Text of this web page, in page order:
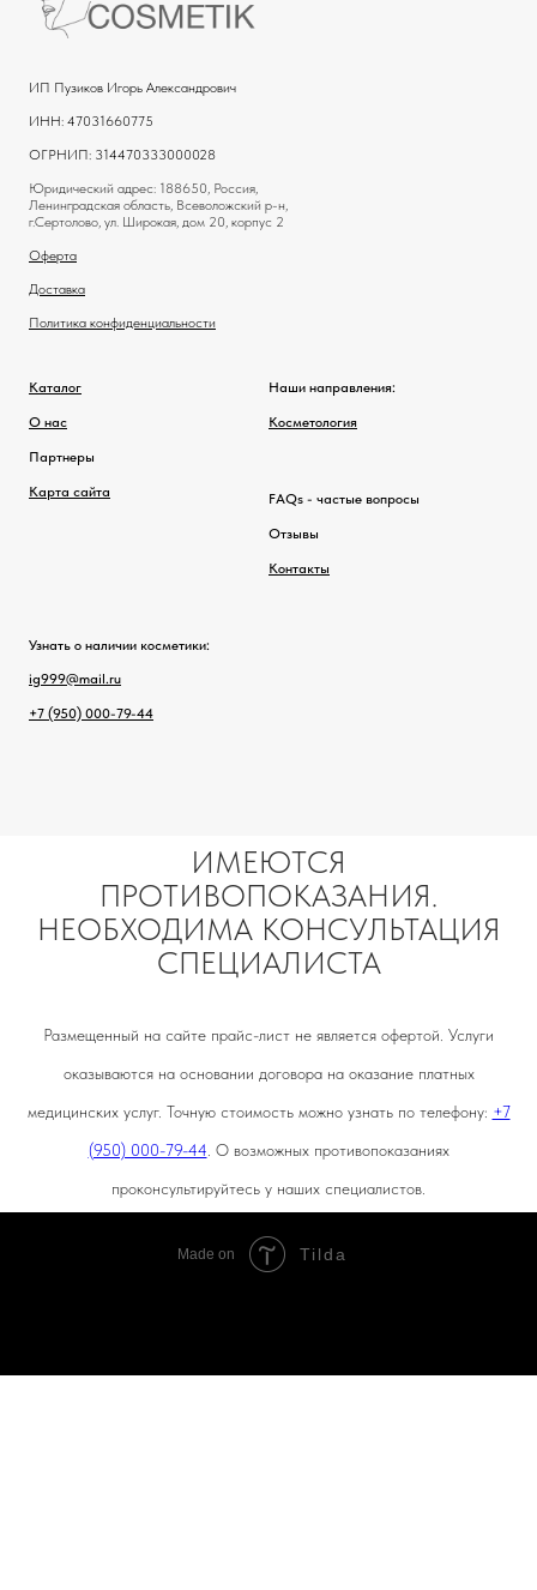
ИП Пузиков Игорь Александрович
ИНН: 47031660775
ОГРНИП: 314470333000028
Юридический адрес: 188650, Россия,
Ленинградская область, Всеволожский р-н,
г.Сертолово, ул. Широкая, дом 20, корпус 2
Оферта
Доставка
Политика конфиденциальности
Каталог
О нас
Партнеры
Карта сайта
Наши направления:
Косметология
FAQs - частые вопросы
Отзывы
Контакты
Узнать о наличии косметики:
ig999@mail.ru
+7 (950) 000-79-44
ИМЕЮТСЯ
ПРОТИВОПОКАЗАНИЯ.
НЕОБХОДИМА КОНСУЛЬТАЦИЯ
СПЕЦИАЛИСТА
Размещенный на сайте прайс-лист не является офертой. Услуги
оказываются на основании договора на оказание платных
медицинских услуг. Точную стоимость можно узнать по телефону: +7
(950) 000-79-44 . О возможных противопоказаниях
проконсультируйтесь у наших специалистов.
Made on Tilda